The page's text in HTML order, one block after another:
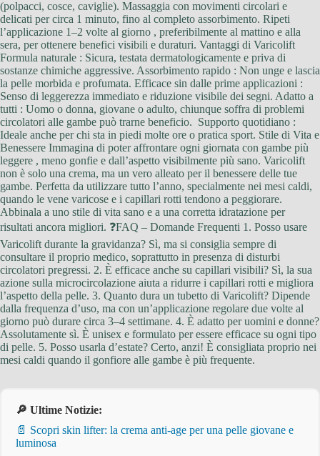
(polpacci, cosce, caviglie). Massaggia con movimenti circolari e
delicati per circa 1 minuto, fino al completo assorbimento. Ripeti
l’applicazione 1–2 volte al giorno , preferibilmente al mattino e alla
sera, per ottenere benefici visibili e duraturi. Vantaggi di Varicolift
Formula naturale : Sicura, testata dermatologicamente e priva di
sostanze chimiche aggressive. Assorbimento rapido : Non unge e lascia
la pelle morbida e profumata. Efficace sin dalle prime applicazioni :
Senso di leggerezza immediato e riduzione visibile dei segni. Adatto a
tutti : Uomo o donna, giovane o adulto, chiunque soffra di problemi
circolatori alle gambe può trarne beneficio. ️ Supporto quotidiano :
Ideale anche per chi sta in piedi molte ore o pratica sport. Stile di Vita e
Benessere Immagina di poter affrontare ogni giornata con gambe più
leggere , meno gonfie e dall’aspetto visibilmente più sano. Varicolift
non è solo una crema, ma un vero alleato per il benessere delle tue
gambe. Perfetta da utilizzare tutto l’anno, specialmente nei mesi caldi,
quando le vene varicose e i capillari rotti tendono a peggiorare.
Abbinala a uno stile di vita sano e a una corretta idratazione per
risultati ancora migliori. ❓FAQ – Domande Frequenti 1. Posso usare
Varicolift durante la gravidanza? Sì, ma si consiglia sempre di
consultare il proprio medico, soprattutto in presenza di disturbi
circolatori pregressi. 2. È efficace anche su capillari visibili? Sì, la sua
azione sulla microcircolazione aiuta a ridurre i capillari rotti e migliora
l’aspetto della pelle. 3. Quanto dura un tubetto di Varicolift? Dipende
dalla frequenza d’uso, ma con un’applicazione regolare due volte al
giorno può durare circa 3–4 settimane. 4. È adatto per uomini e donne?
Assolutamente sì. È unisex e formulato per essere efficace su ogni tipo
di pelle. 5. Posso usarla d’estate? Certo, anzi! È consigliata proprio nei
mesi caldi quando il gonfiore alle gambe è più frequente.
🔎 Ultime Notizie:
📄 Scopri skin lifter: la crema anti-age per una pelle giovane e
luminosa